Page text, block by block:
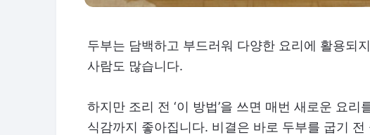
두부는 담백하고 부드러워 다양한 요리에 활용되
사람도 많습니다.
하지만 조리 전 ‘이 방법’을 쓰면 매번 새로운 요
식감까지 좋아집니다. 비결은 바로 두부를 굽기